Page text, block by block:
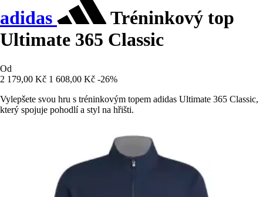
adidas
Tréninkový top
Ultimate 365 Classic
Od
2 179,00 Kč 1 608,00 Kč -26%
Vylepšete svou hru s tréninkovým topem adidas Ultimate 365 Classic,
který spojuje pohodlí a styl na hřišti.